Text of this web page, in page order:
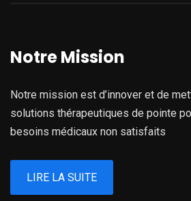
Notre Mission
Notre mission est d’innover et de
solutions thérapeutiques de pointe
besoins médicaux non satisfaits
LIRE LA SUITE